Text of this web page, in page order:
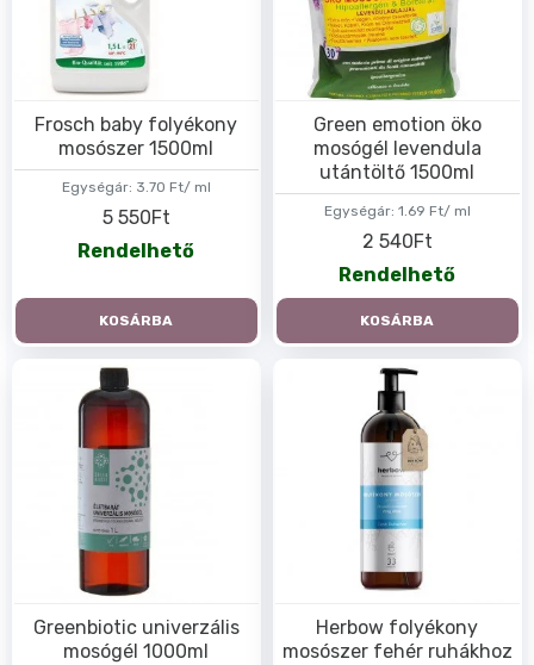
Egységár: 3.70 Ft/ ml
Frosch baby folyékony
mosószer 1500ml
5 550Ft
Rendelhető
KOSÁRBA
Egységár: 1.69 Ft/ ml
Green emotion öko
mosógél levendula
utántöltő 1500ml
2 540Ft
Rendelhető
KOSÁRBA
Greenbiotic univerzális
mosógél 1000ml
Herbow folyékony
mosószer fehér ruhákhoz